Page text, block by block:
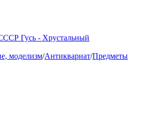
Гусь - Хрустальный
моделизм/Антиквариат/Предметы